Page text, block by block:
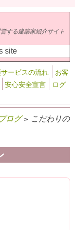
する建築家紹介サイト
ム
ービスの流れ
お客
安心安全宣言
ログ
ログ> こだわりの